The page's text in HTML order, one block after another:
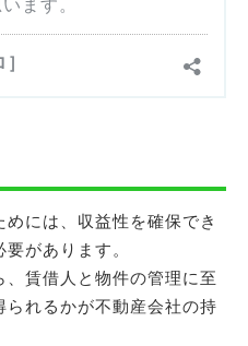
には、収益性を確保でき
があります。
賃借人と物件の管理に至
られるかが不動産会社の持